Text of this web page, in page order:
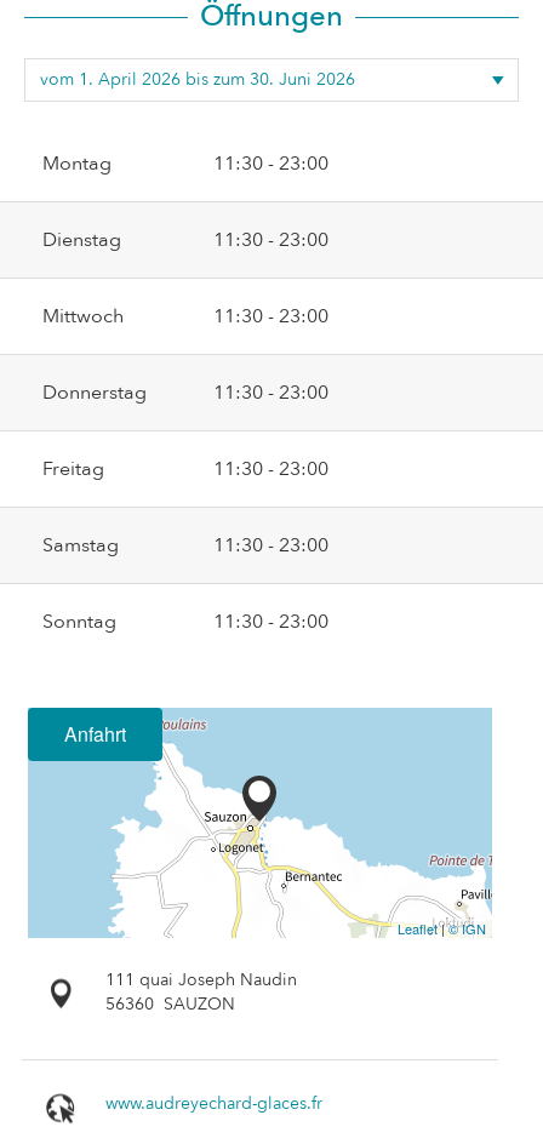
Öffnungen
Montag 11:30 - 23:00
Dienstag 11:30 - 23:00
Mittwoch 11:30 - 23:00
Donnerstag 11:30 - 23:00
Freitag 11:30 - 23:00
Samstag 11:30 - 23:00
Sonntag 11:30 - 23:00
Anfahrt
Leaflet|© IGN
111 quai Joseph Naudin
56360 SAUZON
www.audreyechard-glaces.fr